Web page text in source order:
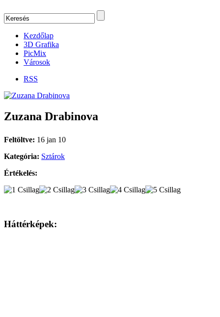
Kezdőlap
3D Grafika
PicMix
Városok
RSS
Zuzana Drabinova
Feltöltve: 16 jan 10
Kategória: Sztárok
Értékelés:
Háttérképek: